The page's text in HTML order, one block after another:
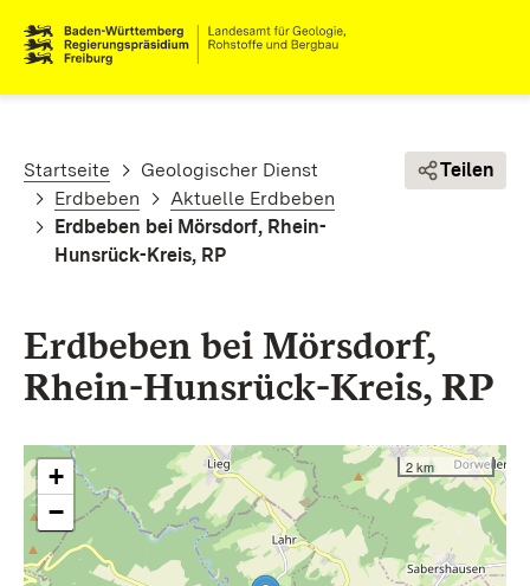
Pfadnavigation
Startseite
Geologischer Dienst
Erdbeben
Aktuelle Erdbeben
Erdbeben bei Mörsdorf, Rhein-
Hunsrück-Kreis, RP
Teilen
Erdbeben bei Mörsdorf,
Rhein-Hunsrück-Kreis, RP
+
−
2 km